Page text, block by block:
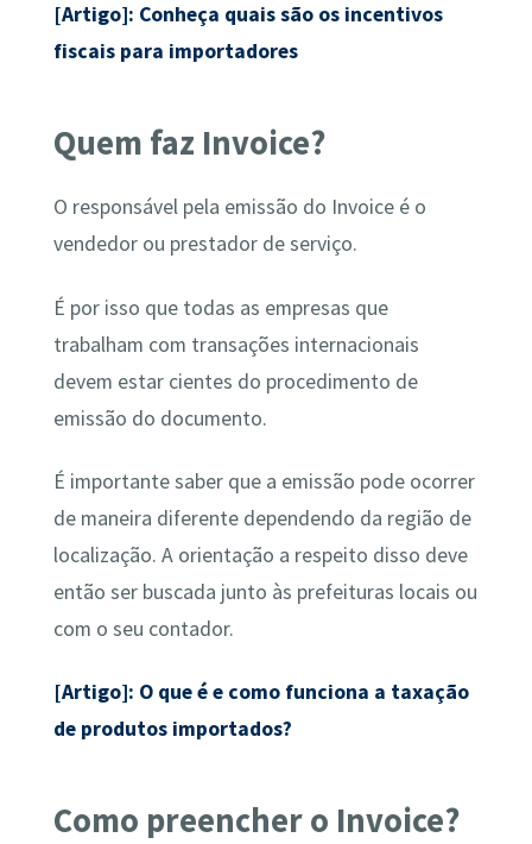
[Artigo]: Conheça quais são os incentivos
fiscais para importadores
Quem faz Invoice?
O responsável pela emissão do Invoice é o
vendedor ou prestador de serviço.
É por isso que todas as empresas que
trabalham com transações internacionais
devem estar cientes do procedimento de
emissão do documento.
É importante saber que a emissão pode ocorrer
de maneira diferente dependendo da região de
localização. A orientação a respeito disso deve
então ser buscada junto às prefeituras locais ou
com o seu contador.
[Artigo]: O que é e como funciona a taxação
de produtos importados?
Como preencher o Invoice?